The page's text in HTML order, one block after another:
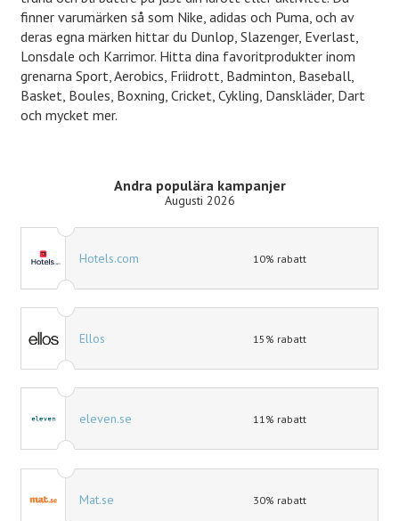
finner varumärken så som Nike, adidas och Puma, och av
deras egna märken hittar du Dunlop, Slazenger, Everlast,
Lonsdale och Karrimor. Hitta dina favoritprodukter inom
grenarna Sport, Aerobics, Friidrott, Badminton, Baseball,
Basket, Boules, Boxning, Cricket, Cykling, Danskläder, Dart
och mycket mer.
Andra populära kampanjer
Augusti 2026
Hotels.com 10% rabatt
Ellos 15% rabatt
eleven.se 11% rabatt
Mat.se 30% rabatt